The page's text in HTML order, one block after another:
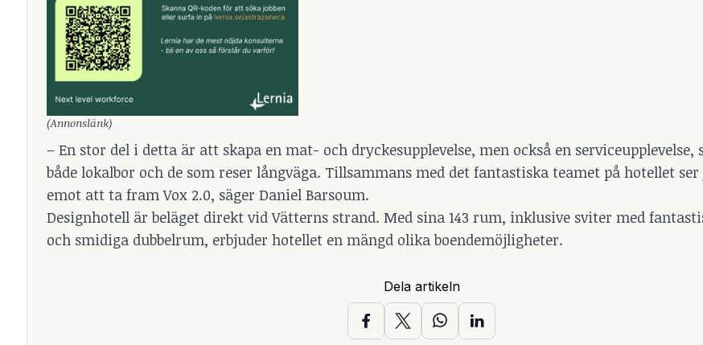
(Annonslänk)
– En stor del i detta är att skapa en mat- och dryckesupplevelse, men också en serviceupplevelse,
både lokalbor och de som reser långväga. Tillsammans med det fantastiska teamet på hotellet
emot att ta fram Vox 2.0, säger Daniel Barsoum.
Designhotell är beläget direkt vid Vätterns strand. Med sina 143 rum, inklusive sviter med
och smidiga dubbelrum, erbjuder hotellet en mängd olika boendemöjligheter.
Dela artikeln